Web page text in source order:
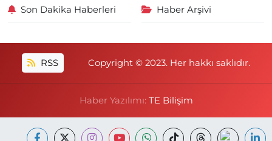
Son Dakika Haberleri Haber Arşivi
RSS Copyright © 2023. Her hakkı saklıdır.
Haber Yazılımı: TE Bilişim